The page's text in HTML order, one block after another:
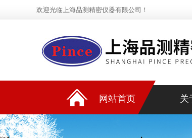
欢迎光临上海品测精密仪器有限公司！
网站首页 关